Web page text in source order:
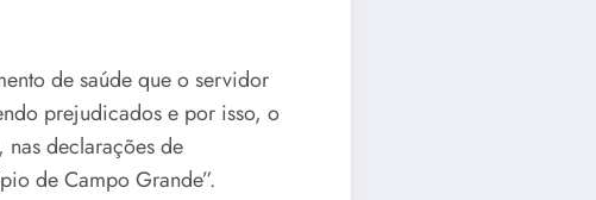
de saúde que o servidor
prejudicados e por isso, o
declarações de
de Campo Grande”.